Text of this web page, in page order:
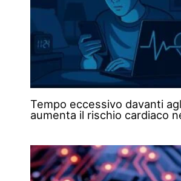
Tempo eccessivo davanti
aumenta il rischio cardiaco